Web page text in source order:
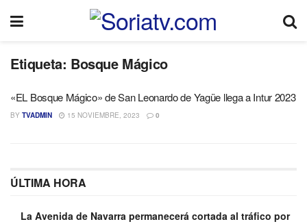
Etiqueta: Bosque Mágico
«EL Bosque Mágico» de San Leonardo de Yagüe llega a Intur 2023
BY TVADMIN 15 NOVIEMBRE, 2023 0
ÚLTIMA HORA
La Avenida de Navarra permanecerá cortada al tráfico por